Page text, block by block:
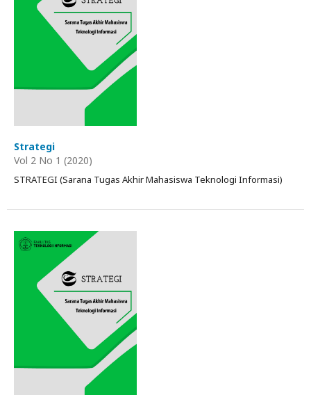
Strategi
Vol 2 No 1 (2020)
STRATEGI (Sarana Tugas Akhir Mahasiswa Teknologi Informasi)